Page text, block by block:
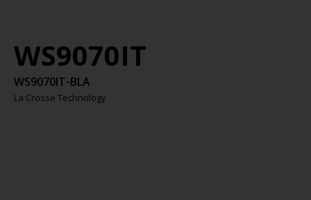
WS9070IT
WS9070IT-BLA
La Crosse Technology